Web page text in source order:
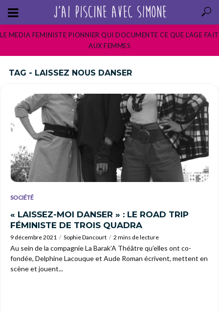
LE MEDIA FEMINISTE PIONNIER QUI DOCUMENTE CE QUE L’AGE FAIT
AUX FEMMES
TAG - LAISSEZ NOUS DANSER
SOCIÉTÉ
« LAISSEZ-MOI DANSER » : LE ROAD TRIP
FÉMINISTE DE TROIS QUADRA
9 décembre 2021 Sophie Dancourt 2 mins de lecture
Au sein de la compagnie La Barak’A Théâtre qu’elles ont co-
fondée, Delphine Lacouque et Aude Roman écrivent, mettent en
scène et jouent...